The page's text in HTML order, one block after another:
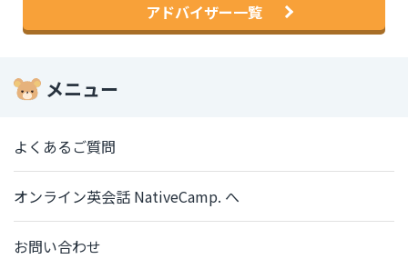
アドバイザー一覧
メニュー
よくあるご質問
オンライン英会話 NativeCamp. へ
お問い合わせ